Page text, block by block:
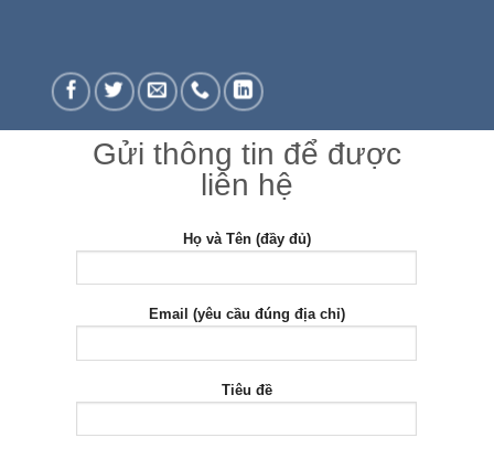
Gửi thông tin để được
liên hệ
Họ và Tên (đầy đủ)
Email (yêu cầu đúng địa chỉ)
Tiêu đề